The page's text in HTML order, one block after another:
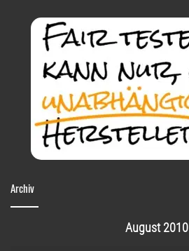
Archiv
August 2010